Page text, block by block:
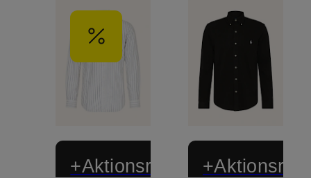
+Aktionsrabatt